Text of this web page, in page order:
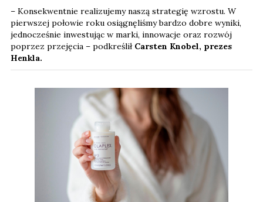
– Konsekwentnie realizujemy naszą strategię wzrostu. W
pierwszej połowie roku osiągnęliśmy bardzo dobre wyniki,
jednocześnie inwestując w marki, innowacje oraz rozwój
poprzez przejęcia – podkreślił Carsten Knobel, prezes
Henkla.